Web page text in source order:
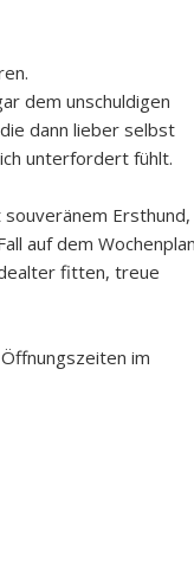
dem unschuldigen
dann lieber selbst
unterfordert fühlt.
Ersthund,
auf dem
fitten, treue
im